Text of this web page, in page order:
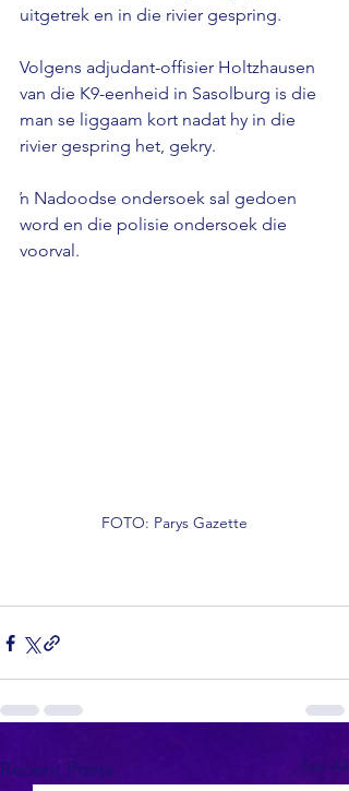
uitgetrek en in die rivier gespring.
Volgens adjudant-offisier Holtzhausen
van die K9-eenheid in Sasolburg is die
man se liggaam kort nadat hy in die
rivier gespring het, gekry.
ŉ Nadoodse ondersoek sal gedoen
word en die polisie ondersoek die
voorval.
FOTO: Parys Gazette
Recent Posts See All